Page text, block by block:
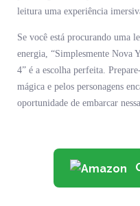
leitura uma experiência
Se você está procurando uma
energia, “Simplesmente
4” é a escolha perfeita.
mágica e pelos personagens
oportunidade de embarcar